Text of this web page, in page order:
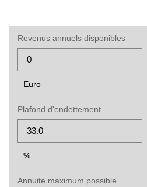
Revenus annuels disponibles
Euro
Plafond d'endettement
%
Annuité maximum possible